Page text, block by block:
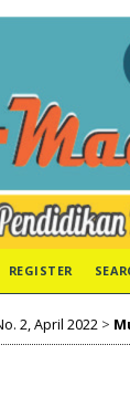
REGISTER
2, April 2022 >